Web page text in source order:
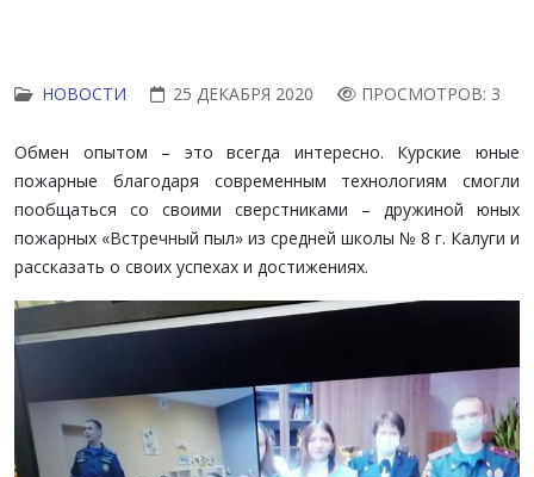
НОВОСТИ 25 ДЕКАБРЯ 2020 ПРОСМОТРОВ: 3
Обмен опытом – это всегда интересно. Курские юные
пожарные благодаря современным технологиям смогли
пообщаться со своими сверстниками – дружиной юных
пожарных «Встречный пыл» из средней школы № 8 г. Калуги и
рассказать о своих успехах и достижениях.